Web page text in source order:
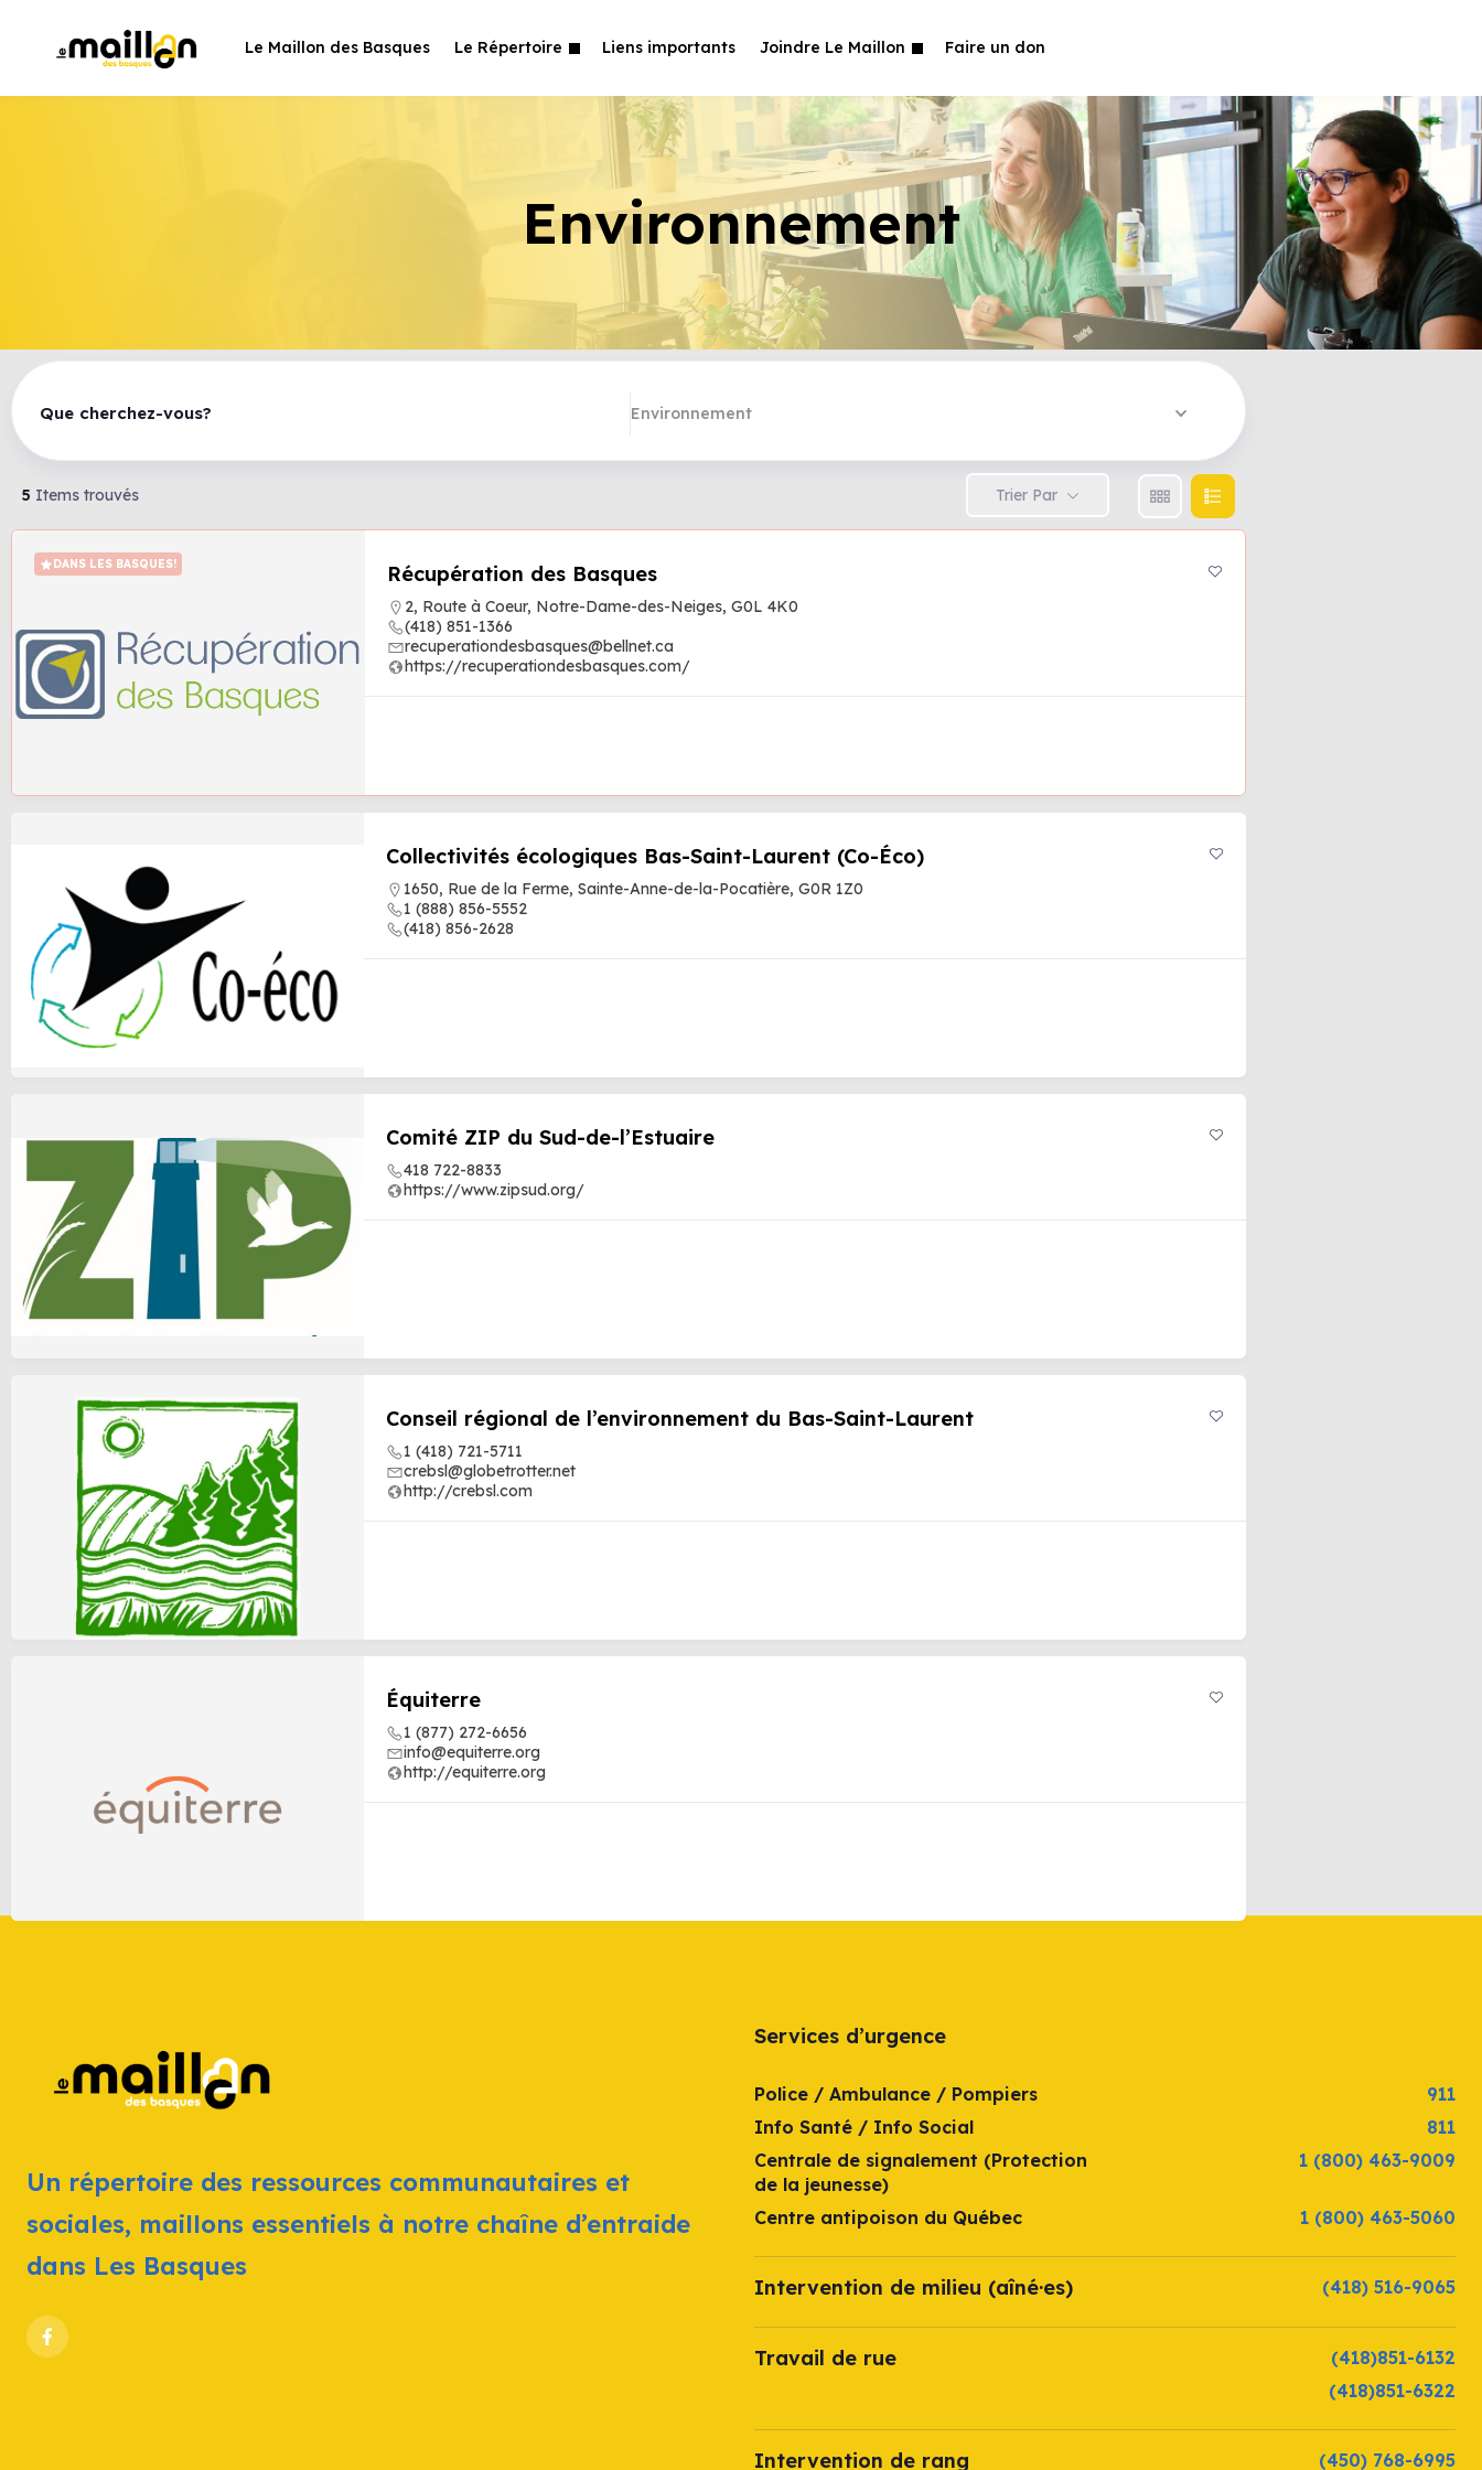
Le Maillon des Basques Le Répertoire Liens importants Joindre Le Maillon Faire un don
Environnement
Que cherchez-vous? Environnement
5 Items trouvés Trier Par
DANS LES BASQUES! Récupération des Basques
2, Route à Coeur, Notre-Dame-des-Neiges, G0L 4K0
(418) 851-1366
recuperationdesbasques@bellnet.ca
https://recuperationdesbasques.com/
Collectivités écologiques Bas-Saint-Laurent (Co-Éco)
1650, Rue de la Ferme, Sainte-Anne-de-la-Pocatière, G0R 1Z0
1 (888) 856-5552
(418) 856-2628
Comité ZIP du Sud-de-l’Estuaire
418 722-8833
https://www.zipsud.org/
Conseil régional de l’environnement du Bas-Saint-Laurent
1 (418) 721-5711
crebsl@globetrotter.net
http://crebsl.com
Équiterre
1 (877) 272-6656
info@equiterre.org
http://equiterre.org
Un répertoire des ressources communautaires et
sociales, maillons essentiels à notre chaîne d’entraide
dans Les Basques
Services d’urgence
Police / Ambulance / Pompiers
911
Info Santé / Info Social
811
Centrale de signalement (Protection
de la jeunesse)
1 (800) 463-9009
Centre antipoison du Québec 1 (800) 463-5060
Intervention de milieu (aîné·es) (418) 516-9065
Travail de rue
(418)851-6132
(418)851-6322
Intervention de rang (450) 768-6995